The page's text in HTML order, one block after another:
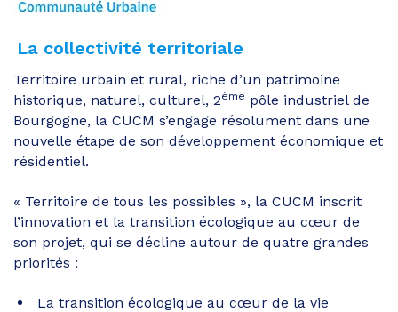
La collectivité territoriale
Territoire urbain et rural, riche d’un patrimoine
historique, naturel, culturel, 2ème pôle industriel de
Bourgogne, la CUCM s’engage résolument dans une
nouvelle étape de son développement économique et
résidentiel.
« Territoire de tous les possibles », la CUCM inscrit
l’innovation et la transition écologique au cœur de
son projet, qui se décline autour de quatre grandes
priorités :
La transition écologique au cœur de la vie